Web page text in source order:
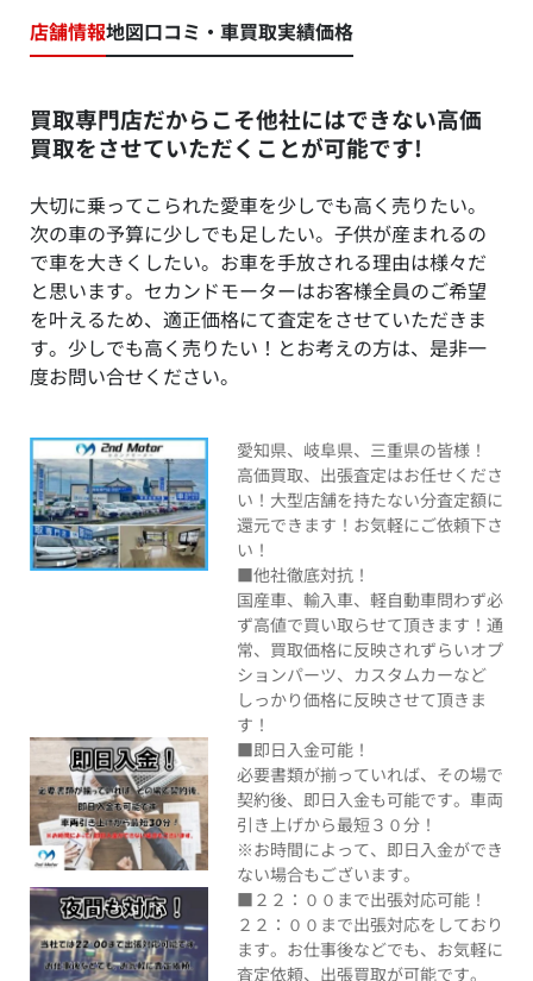
店舗情報地図口コミ・車買取実績価格
買取専門店だからこそ他社にはできない高価
買取をさせていただくことが可能です!
大切に乗ってこられた愛車を少しでも高く売りたい。​
次の車の予算に少しでも足したい。子供が産まれるの
で車を大きくしたい。お車を手放される理由は様々だ
と思います。セカンドモーターはお客様全員のご希望
を叶えるため、適正価格にて査定をさせていただきま
す。少しでも高く売りたい！とお考えの方は、是非一
度お問い合せください。
愛知県、岐阜県、三重県の皆様！
高価買取、出張査定はお任せくださ
い！大型店舗を持たない分査定額に
還元できます！お気軽にご依頼下さ
い！
■他社徹底対抗！
国産車、輸入車、軽自動車問わず必
ず高値で買い取らせて頂きます！通
常、買取価格に反映されずらいオプ
ションパーツ、カスタムカーなど
しっかり価格に反映させて頂きま
す！
■即日入金可能！
必要書類が揃っていれば、その場で
契約後、即日入金も可能です。車両
引き上げから最短３０分！
※お時間によって、即日入金ができ
ない場合もございます。
■２２：００まで出張対応可能！
２２：００まで出張対応をしており
ます。お仕事後などでも、お気軽に
査定依頼、出張買取が可能です。